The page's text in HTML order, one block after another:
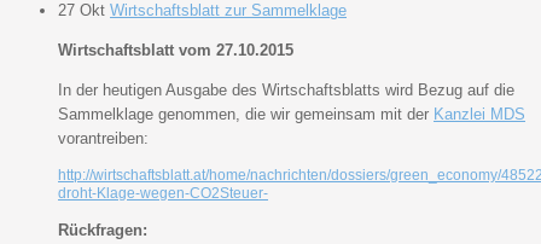
27 Okt Wirtschaftsblatt zur Sammelklage
Wirtschaftsblatt vom 27.10.2015
In der heutigen Ausgabe des Wirtschaftsblatts wird Bezug auf die
Sammelklage genommen, die wir gemeinsam mit der Kanzlei MDS
vorantreiben:
http://wirtschaftsblatt.at/home/nachrichten/dossiers/green_economy/
droht-Klage-wegen-CO2Steuer-
Rückfragen: